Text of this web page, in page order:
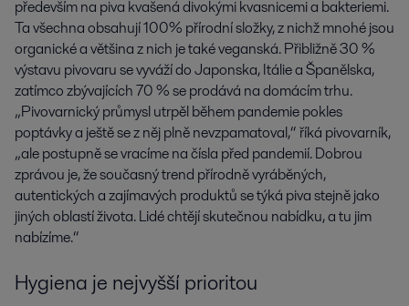
především na piva kvašená divokými kvasnicemi a bakteriemi.
Ta všechna obsahují 100% přírodní složky, z nichž mnohé jsou
organické a většina z nich je také veganská. Přibližně 30 %
výstavu pivovaru se vyváží do Japonska, Itálie a Španělska,
zatímco zbývajících 70 % se prodává na domácím trhu.
„Pivovarnický průmysl utrpěl během pandemie pokles
poptávky a ještě se z něj plně nevzpamatoval,“ říká pivovarník,
„ale postupně se vracíme na čísla před pandemií. Dobrou
zprávou je, že současný trend přírodně vyráběných,
autentických a zajímavých produktů se týká piva stejně jako
jiných oblastí života. Lidé chtějí skutečnou nabídku, a tu jim
nabízíme.“
Hygiena je nejvyšší prioritou